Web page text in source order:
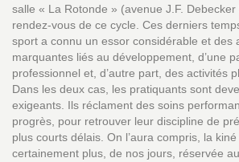
salle « La Rotonde » (avenue J.F.
rendez-vous de ce cycle. Ces derniers
sport a connu un essor considérable et des
marquantes liés au développement, d’une
professionnel et, d’autre part, des activités
Dans les deux cas, les pratiquants sont
exigeants. Ils réclament des soins
progrès, pour retrouver leur discipline de
plus courts délais. On l’aura compris, la kiné
certainement plus, de nos jours, réservée